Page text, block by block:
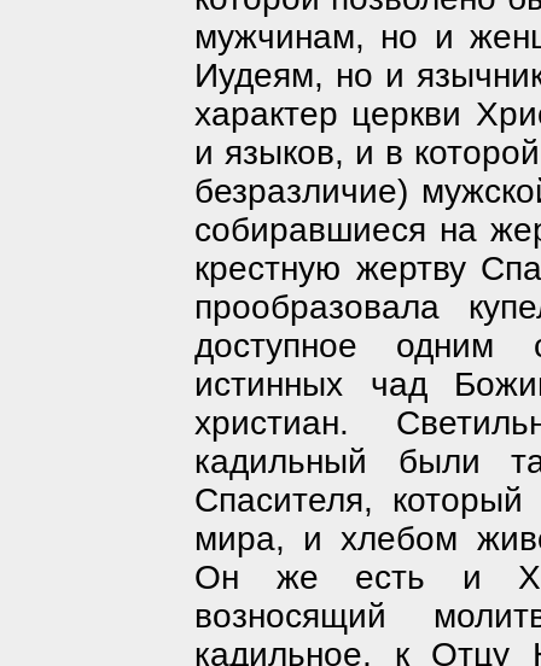
мужчинам, но и
Иудеям, но и
характер церкви
и языков, и в
безразличие)
собиравшиеся на
крестную жертву
прообразовала
доступное одним
истинных чад
христиан.
кадильный были
Спасителя,
мира, и хлебом
Он же есть и
возносящий
кадильное, к Отцу